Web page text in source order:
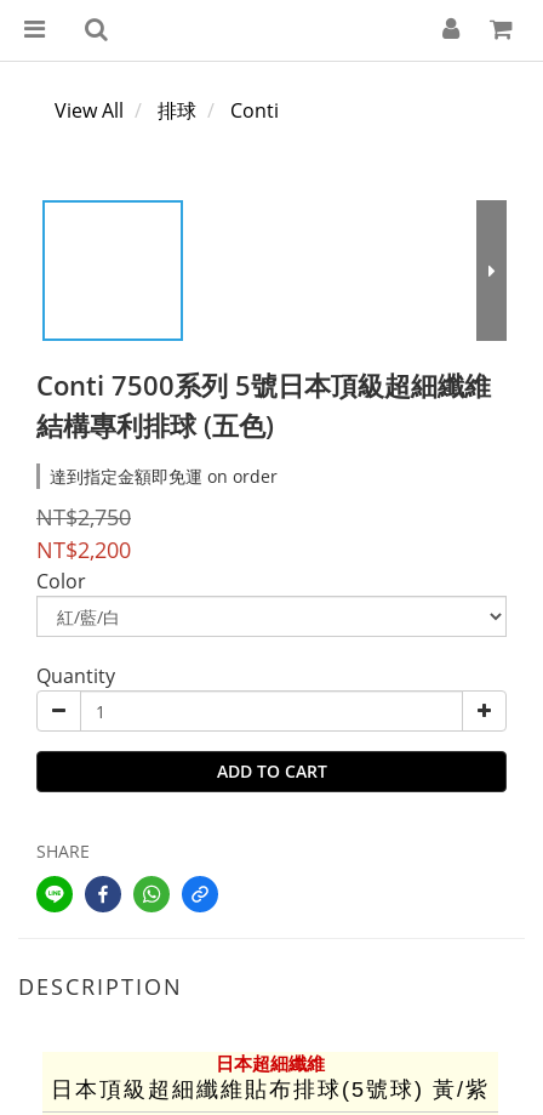
View All 排球 Conti
Conti 7500系列 5號日本頂級超細纖維
結構專利排球 (五色)
達到指定金額即免運 on order
NT$2,750
NT$2,200
Color
Quantity
ADD TO CART
SHARE
DESCRIPTION
日本超細纖維
日本頂級超細纖維貼布排球(5號球) 黃/紫